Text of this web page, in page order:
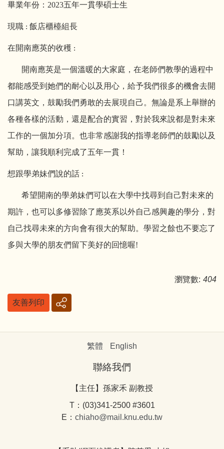
畢業年份：2023五年一貫學碩士生
現職 : 飯店櫃檯組長
在開南應英的收穫 :
開南應英是一個溫暖的大家庭，在老師們教學的過程中
都能感受到她們的耐心以及用心，給予我們很多的機會去開
口講英文，鼓勵我們勇敢的去展現自己。無論是系上舉辦的
各種各樣的活動，還是配合的實習，對於我來說都是對未來
工作的一個加分項。也非常感謝我的指導老師們的鼓勵以及
幫助，讓我順利完成了五年一貫！
想跟學弟妹們說的話 :
希望開南的學弟妹們可以在大學中找尋到自己對未來的
期許，也可以多修習除了應英系以外自己感興趣的學分，對
自己找尋未來的方向會有很大的幫助。學習之餘也不要忘了
多與大學的朋友們留下美好的回憶喔!
瀏覽數: 404
友善列印
繁體 English
聯絡我們
【主任】孫家禾 副教授
T：(03)341-2500 #3601
E： chiaho@mail.knu.edu.tw